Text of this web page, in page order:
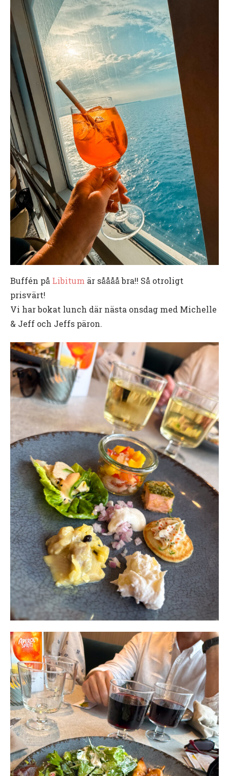
Buffén på Libitum är såååå bra!! Så otroligt
prisvärt!
Vi har bokat lunch där nästa onsdag med Michelle
& Jeff och Jeffs päron.